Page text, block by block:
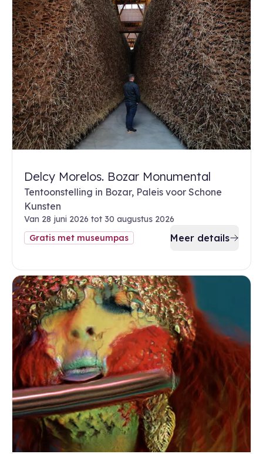
Delcy Morelos. Bozar Monumental
Tentoonstelling in Bozar, Paleis voor Schone
Kunsten
Van 28 juni 2026 tot 30 augustus 2026
Gratis met museumpas
Meer details